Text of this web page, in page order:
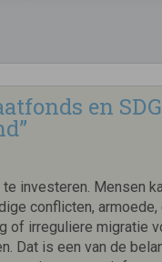
en
investeren. Mensen
conflicten, armoede,
of irreguliere migratie
Dat is een van de